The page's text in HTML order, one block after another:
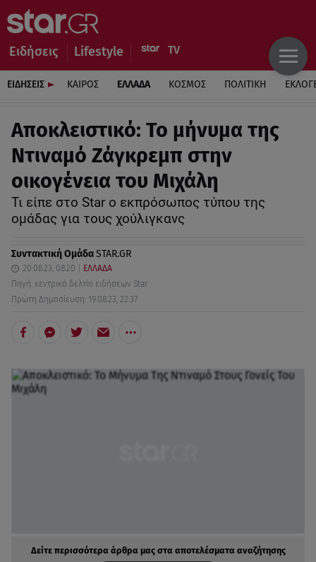
Ειδήσεις Lifestyle
ΕΙΔΗΣΕΙΣ ΚΑΙΡΟΣ ΕΛΛΑΔΑ ΚΟΣΜΟΣ ΠΟΛΙΤΙΚΗ
Αποκλειστικό: Το μήνυμα της
Ντιναμό Ζάγκρεμπ στην
οικογένεια του Μιχάλη
Τι είπε στο Star ο εκπρόσωπος τύπου της
ομάδας για τους χούλιγκανς
Συντακτική ΟμάδαSTAR.GR
20.08.23, 08:20
ΕΛΛΑΔΑ
Πηγή: κεντρικό δελτίο ειδήσεων Star
Πρώτη Δημοσίευση: 19.08.23, 22:37
Δείτε περισσότερα άρθρα μας στα αποτελέσματα αναζήτησης